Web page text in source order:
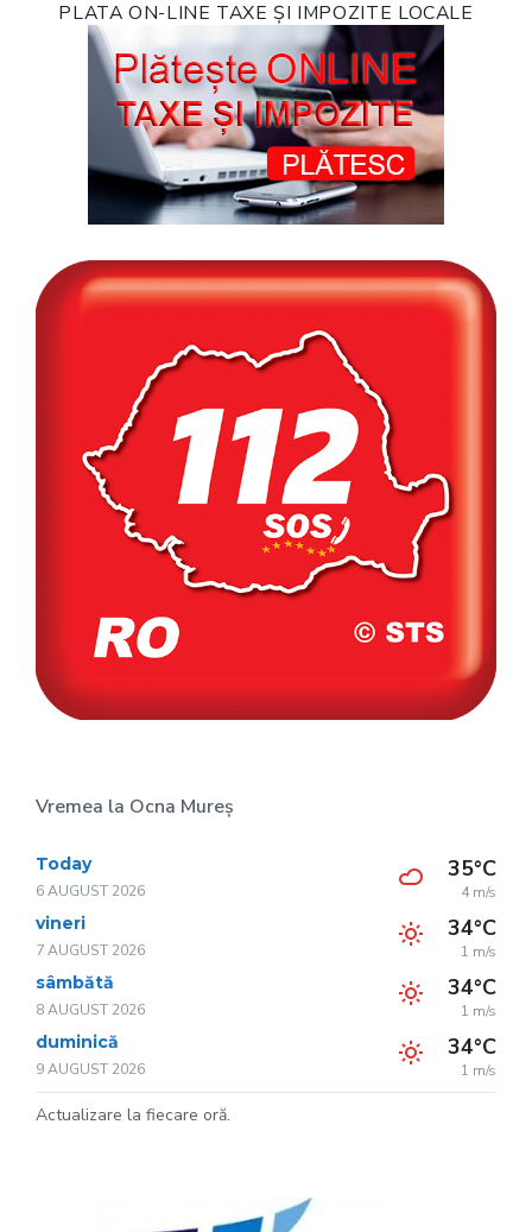
PLATA ON-LINE TAXE ȘI IMPOZITE LOCALE
Vremea la Ocna Mureș
Today
6 AUGUST 2026
35°C
4 m/s
vineri
7 AUGUST 2026
34°C
1 m/s
sâmbătă
8 AUGUST 2026
34°C
1 m/s
duminică
9 AUGUST 2026
34°C
1 m/s
Actualizare la fiecare oră.